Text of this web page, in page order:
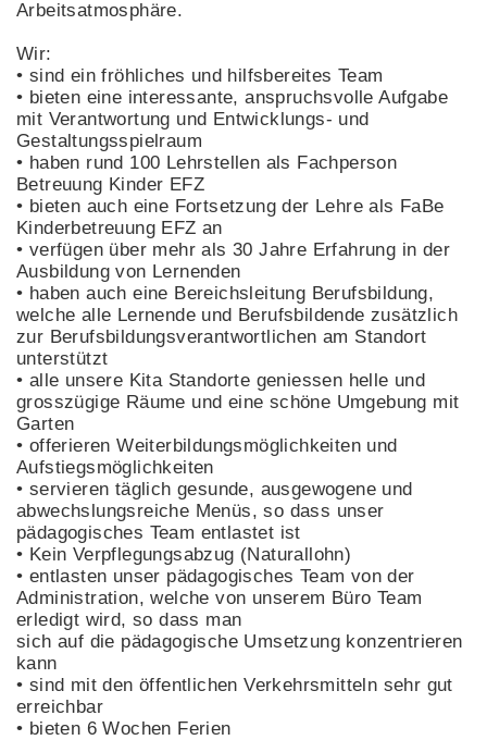
Arbeitsatmosphäre.
Wir:
• sind ein fröhliches und hilfsbereites Team
• bieten eine interessante, anspruchsvolle Aufgabe
mit Verantwortung und Entwicklungs- und
Gestaltungsspielraum
• haben rund 100 Lehrstellen als Fachperson
Betreuung Kinder EFZ
• bieten auch eine Fortsetzung der Lehre als FaBe
Kinderbetreuung EFZ an
• verfügen über mehr als 30 Jahre Erfahrung in der
Ausbildung von Lernenden
• haben auch eine Bereichsleitung Berufsbildung,
welche alle Lernende und Berufsbildende zusätzlich
zur Berufsbildungsverantwortlichen am Standort
unterstützt
• alle unsere Kita Standorte geniessen helle und
grosszügige Räume und eine schöne Umgebung mit
Garten
• offerieren Weiterbildungsmöglichkeiten und
Aufstiegsmöglichkeiten
• servieren täglich gesunde, ausgewogene und
abwechslungsreiche Menüs, so dass unser
pädagogisches Team entlastet ist
• Kein Verpflegungsabzug (Naturallohn)
• entlasten unser pädagogisches Team von der
Administration, welche von unserem Büro Team
erledigt wird, so dass man
sich auf die pädagogische Umsetzung konzentrieren
kann
• sind mit den öffentlichen Verkehrsmitteln sehr gut
erreichbar
• bieten 6 Wochen Ferien